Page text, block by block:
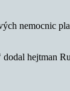
nemocnic
dodal hejtman